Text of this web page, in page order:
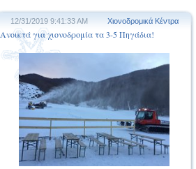
12/31/2019 9:41:33 AM Χιονοδρομικά Κέντρα
Ανοικτά για χιονοδρομία τα 3-5 Πηγάδια!